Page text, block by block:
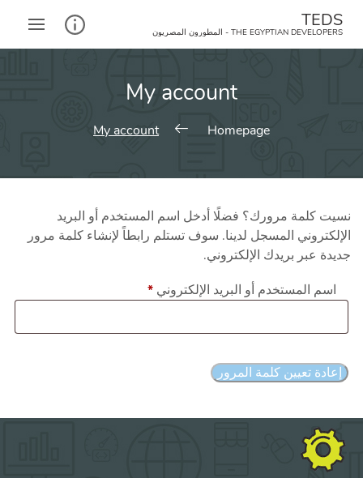
content
TEDS
THE EGYPTIAN DEVELOPERS - المطورون المصريون‎
My account
Homepage
My account
نسيت كلمة مرورك؟ فضلًا أدخل اسم المستخدم أو البريد
الإلكتروني المسجل لدينا. سوف تستلم رابطاً لإنشاء كلمة مرور
جديدة عبر بريدك الإلكتروني.
اسم المستخدم أو البريد الإلكتروني *مطلوبة
إعادة تعيين كلمة المرور